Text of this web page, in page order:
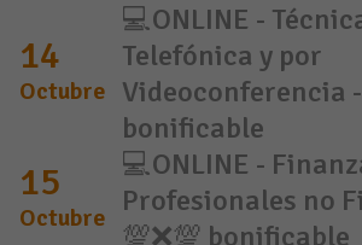
14
Octubre
💻ONLINE -
Telefónica y por
Videoconferencia
bonificable
15
Octubre
💻ONLINE -
Profesionales no
💯❌💯 bonificable